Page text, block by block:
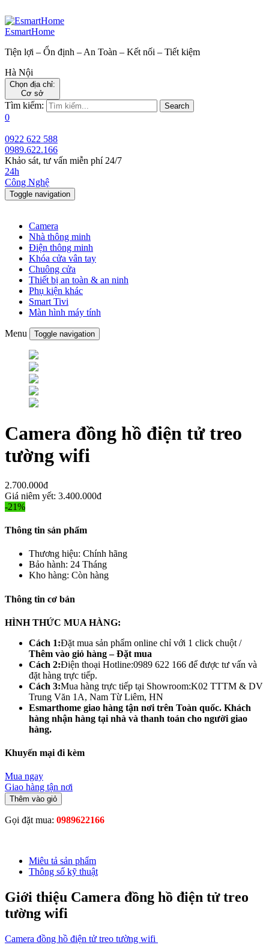
EsmartHome
Tiện lợi – Ổn định – An Toàn – Kết nối – Tiết kiệm
Hà Nội
Chọn địa chỉ:
Cơ sở
Tìm kiếm: Search
0
0922 622 588
0989.622.166
Khảo sát, tư vấn miễn phí 24/7
24h
Công Nghệ
Toggle navigation
Camera
Nhà thông minh
Điện thông minh
Khóa cửa vân tay
Chuông cửa
Thiết bị an toàn & an ninh
Phụ kiện khác
Smart Tivi
Màn hình máy tính
Menu Toggle navigation
Camera đồng hồ điện tử treo
tường wifi
2.700.000đ
Giá niêm yết: 3.400.000đ
-21%
Thông tin sản phẩm
Thương hiệu: Chính hãng
Bảo hành: 24 Tháng
Kho hàng: Còn hàng
Thông tin cơ bản
HÌNH THỨC MUA HÀNG:
Cách 1:Đặt mua sản phẩm online chỉ với 1 click chuột /
Thêm vào giỏ hàng – Đặt mua
Cách 2:Điện thoại Hotline:0989 622 166 để được tư vấn và
đặt hàng trực tiếp.
Cách 3:Mua hàng trực tiếp tại Showroom:K02 TTTM & DV
Trung Văn 1A, Nam Từ Liêm, HN
Esmarthome giao hàng tận nơi trên Toàn quốc. Khách
hàng nhận hàng tại nhà và thanh toán cho người giao
hàng.
Khuyến mại đi kèm
Mua ngay
Giao hàng tận nơi
Thêm vào giỏ
Gọi đặt mua: 0989622166
Miêu tả sản phẩm
Thông số kỹ thuật
Giới thiệu Camera đồng hồ điện tử treo
tường wifi
Camera đồng hồ điện tử treo tường wifi